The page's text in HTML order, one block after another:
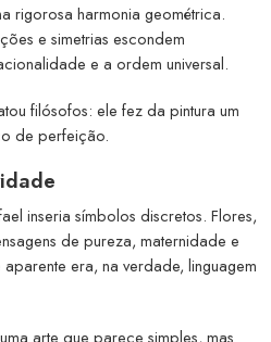
rigorosa harmonia geométrica.
e simetrias escondem
e a ordem universal.
filósofos: ele fez da pintura um
de perfeição.
inseria símbolos discretos. Flores,
de pureza, maternidade e
era, na verdade, linguagem
arte que parece simples, mas